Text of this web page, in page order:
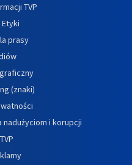
TVP
prasy
(znaki)
nadużyciom i korupcji